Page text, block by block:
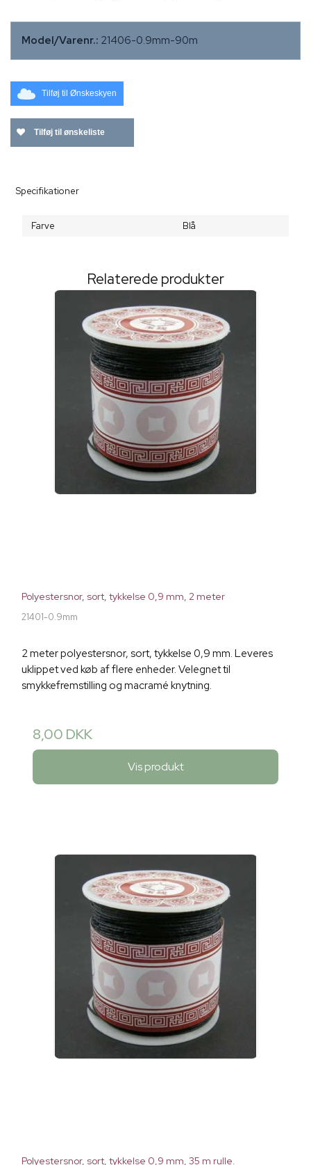
Model/Varenr.: 21406-0.9mm-90m
Tilføj til Ønskeskyen
Tilføj til ønskeliste
Specifikationer
Farve Blå
Relaterede produkter
Polyestersnor, sort, tykkelse 0,9 mm, 2 meter
21401-0.9mm
2 meter polyestersnor, sort, tykkelse 0,9 mm. Leveres
uklippet ved køb af flere enheder. Velegnet til
smykkefremstilling og macramé knytning.
8,00 DKK
Vis produkt
Polyestersnor, sort, tykkelse 0,9 mm, 35 m rulle.